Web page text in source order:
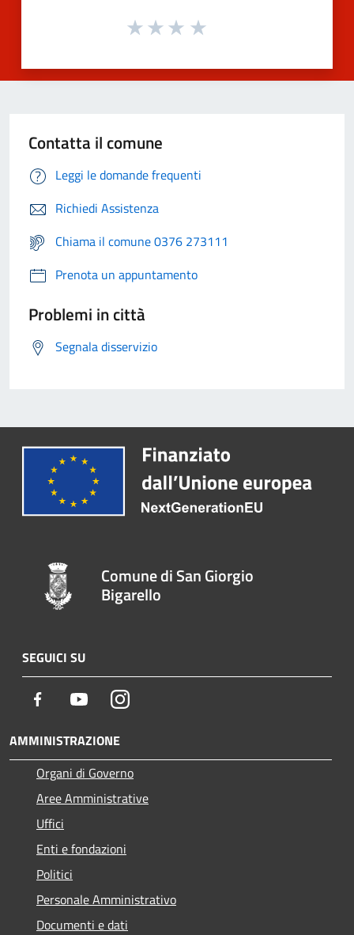
Contatta il comune
Leggi le domande frequenti
Richiedi Assistenza
Chiama il comune 0376 273111
Prenota un appuntamento
Problemi in città
Segnala disservizio
Comune di San Giorgio
Bigarello
SEGUICI SU
Facebook YoutubeInstagram
AMMINISTRAZIONE
Organi di Governo
Aree Amministrative
Uffici
Enti e fondazioni
Politici
Personale Amministrativo
Documenti e dati